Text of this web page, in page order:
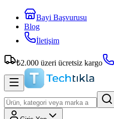
Bayi Başvurusu
Blog
İletişim
₺2.000 üzeri ücretsiz kargo